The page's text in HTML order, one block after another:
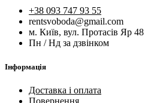
+38 093 747 93 55
rentsvoboda@gmail.com
м. Київ, вул. Протасів Яр 48
Пн / Нд за дзвінком
Інформація
Доставка і оплата
Повернення